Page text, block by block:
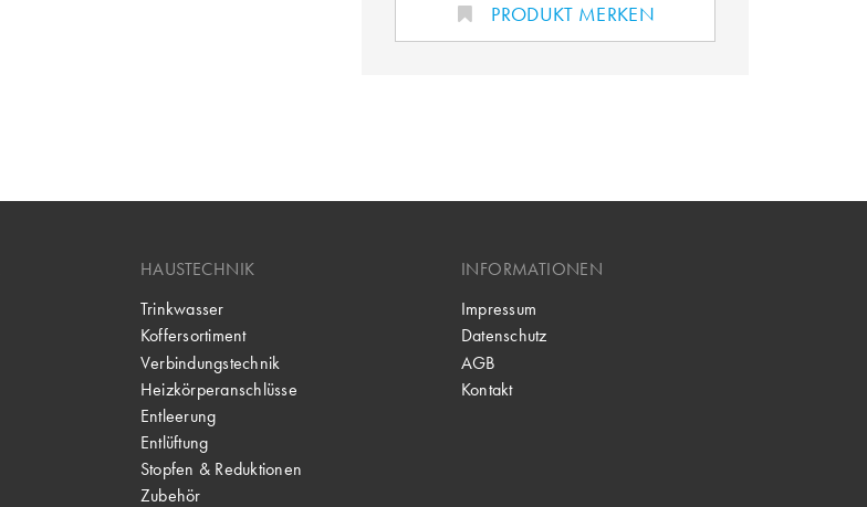
PRODUKT MERKEN
HAUSTECHNIK
Trinkwasser
Koffersortiment
Verbindungstechnik
Heizkörperanschlüsse
Entleerung
Entlüftung
Stopfen & Reduktionen
Zubehör
INFORMATIONEN
Impressum
Datenschutz
AGB
Kontakt